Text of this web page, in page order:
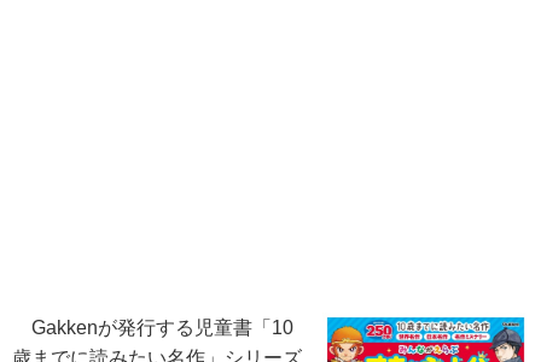
Gakkenが発行する児童書「10
歳までに読みたい名作」シリーズ